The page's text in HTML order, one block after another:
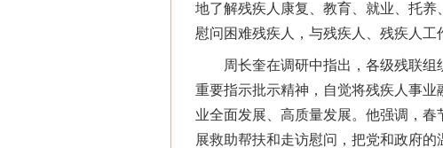
地了解残疾人康复、教育、就业、托
慰问困难残疾人，与残疾人、残疾人工
周长奎在调研中指出，各级残联组织
重要指示批示精神，自觉将残疾人事业
业全面发展、高质量发展。他强调，
展救助帮扶和走访慰问，把党和政府
网上购药对药下症？